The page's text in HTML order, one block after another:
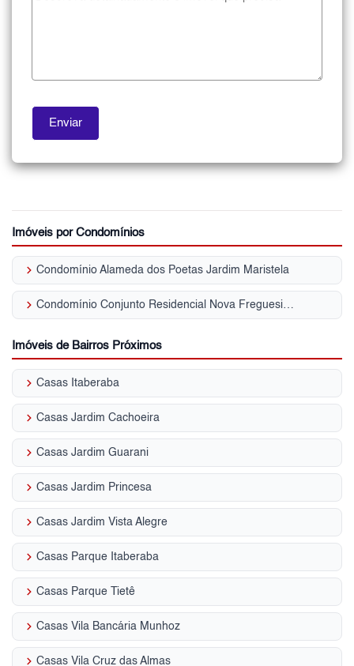
Imóveis por Condomínios
keyboard_arrow_right Condomínio Alameda dos Poetas Jardim Maristela
keyboard_arrow_right Condomínio Conjunto Residencial Nova Freguesia Jardim Maristela
Imóveis de Bairros Próximos
keyboard_arrow_right Casas Itaberaba
keyboard_arrow_right Casas Jardim Cachoeira
keyboard_arrow_right Casas Jardim Guarani
keyboard_arrow_right Casas Jardim Princesa
keyboard_arrow_right Casas Jardim Vista Alegre
keyboard_arrow_right Casas Parque Itaberaba
keyboard_arrow_right Casas Parque Tietê
keyboard_arrow_right Casas Vila Bancária Munhoz
keyboard_arrow_right Casas Vila Cruz das Almas